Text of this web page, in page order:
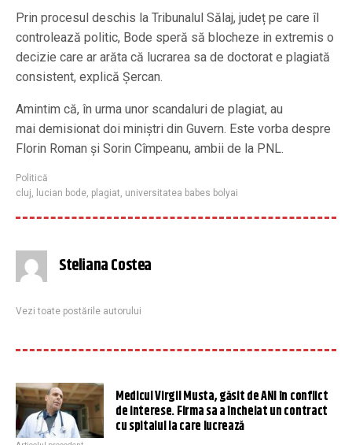
Prin procesul deschis la Tribunalul Sălaj, județ pe care îl
controlează politic, Bode speră să blocheze in extremis o
decizie care ar arăta că lucrarea sa de doctorat e plagiată
consistent, explică Șercan.
Amintim că, în urma unor scandaluri de plagiat, au
mai demisionat doi miniștri din Guvern. Este vorba despre
Florin Roman și Sorin Cîmpeanu, ambii de la PNL.
Politică
cluj
lucian bode plagiat universitatea babes bolyai
Steliana Costea
Vezi toate postările autorului
Medicul Virgil Musta, găsit de ANI în conflict
de interese. Firma sa a încheiat un contract
cu spitalul la care lucrează